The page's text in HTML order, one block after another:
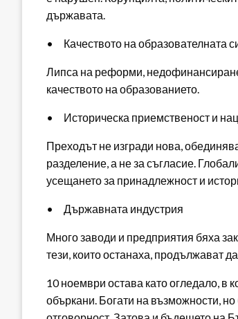
държавата.
• Качеството на образователната
Липса на реформи,
качеството на образованието.
• Историческа приемственост и
Преходът не изгради нова,
разделение, а не за съгласие.
усещането за принадлежност и
• Държавната индустрия
Много заводи и предприятия бяха
тези, които останаха, продължават
10 ноември остава като огледало, в
объркани. Богати на възможности,